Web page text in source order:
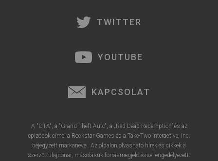
TWITTER
YOUTUBE
KAPCSOLAT
A "GTA", a "Grand Theft Auto", a „Red Dead Redemption” és az
epizódok címei a Rockstar Games és a Take-Two Interactive, Inc.
bejegyzett márkanevei. Az oldalon olvasható hírek és cikkek a
szerző tulajdonai, másolásuk forrásmegjelöléssel engedélyezett.